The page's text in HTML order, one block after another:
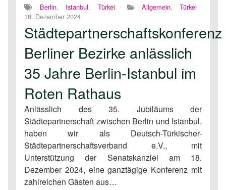
Berlin, Istanbul, Türkei Allgemein, Türkei
18. Dezember 2024
Städtepartnerschaftskonferenz
Berliner Bezirke anlässlich
35 Jahre Berlin-Istanbul im
Roten Rathaus
Anlässlich des 35. Jubiläums der
Städtepartnerschaft zwischen Berlin und Istanbul,
haben wir als Deutsch-Türkischer-
Städtepartnerschaftsverband e.V., mit
Unterstützung der Senatskanzlei am 18.
Dezember 2024, eine ganztägige Konferenz mit
zahlreichen Gästen aus…